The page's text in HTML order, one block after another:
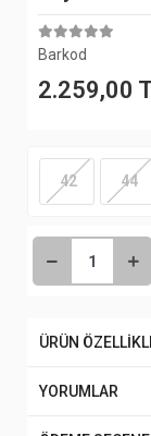
Barkod
2.259,00
42 44
ÜRÜN
YORUMLAR